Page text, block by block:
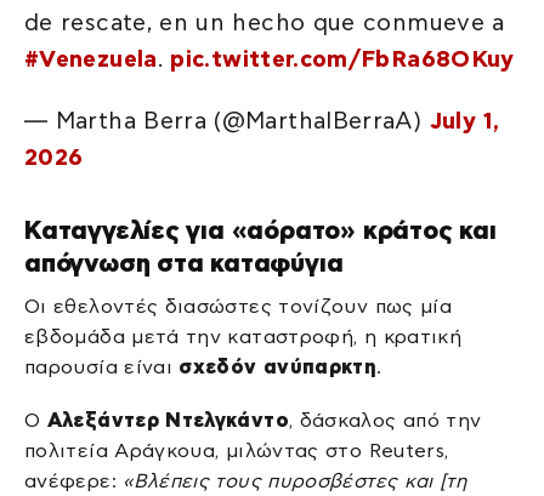
de rescate, en un hecho que conmueve a
#Venezuela. pic.twitter.com/FbRa68OKuy
— Martha Berra (@MarthaIBerraA) July 1,
2026
Καταγγελίες για «αόρατο» κράτος και
απόγνωση στα καταφύγια
Οι εθελοντές διασώστες τονίζουν πως μία
εβδομάδα μετά την καταστροφή, η κρατική
παρουσία είναι σχεδόν ανύπαρκτη.
Ο Αλεξάντερ Ντελγκάντο, δάσκαλος από την
πολιτεία Αράγκουα, μιλώντας στο Reuters,
ανέφερε: «Βλέπεις τους πυροσβέστες και [τη